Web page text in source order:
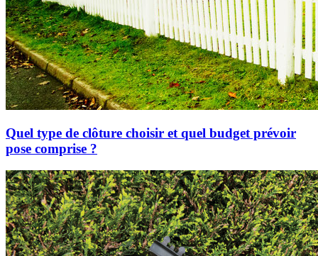
Quel type de clôture choisir et quel budget prévoir
pose comprise ?